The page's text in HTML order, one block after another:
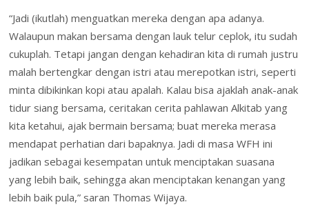
“Jadi (ikutlah) menguatkan mereka dengan apa adanya.
Walaupun makan bersama dengan lauk telur ceplok, itu sudah
cukuplah. Tetapi jangan dengan kehadiran kita di rumah justru
malah bertengkar dengan istri atau merepotkan istri, seperti
minta dibikinkan kopi atau apalah. Kalau bisa ajaklah anak-anak
tidur siang bersama, ceritakan cerita pahlawan Alkitab yang
kita ketahui, ajak bermain bersama; buat mereka merasa
mendapat perhatian dari bapaknya. Jadi di masa WFH ini
jadikan sebagai kesempatan untuk menciptakan suasana
yang lebih baik, sehingga akan menciptakan kenangan yang
lebih baik pula,” saran Thomas Wijaya.